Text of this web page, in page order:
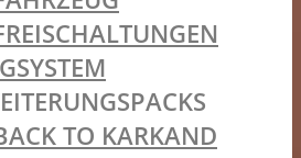
TO KARKAND